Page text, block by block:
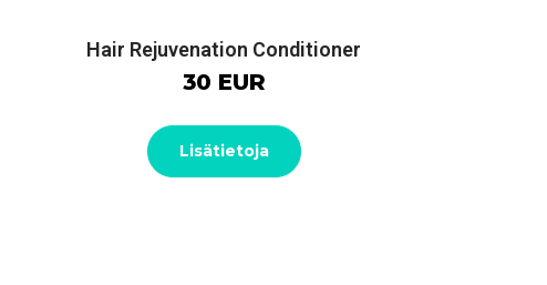
Hair Rejuvenation Conditioner
30 EUR
Lisätietoja